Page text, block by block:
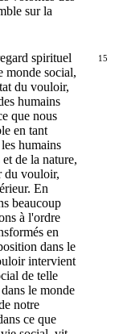
sur la
spirituel
monde social,
du vouloir,
humains
que nous
en tant
humains
de la nature,
du vouloir,
En
beaucoup
à l'ordre
en
dans le
intervient
de telle
le monde
notre
ce que
15